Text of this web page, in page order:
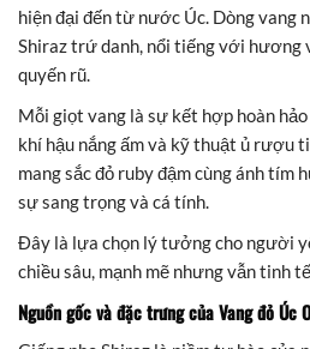
hiện đại đến từ nước Úc. Dòng vang
Shiraz trứ danh, nổi tiếng với hương
quyến rũ.
Mỗi giọt vang là sự kết hợp hoàn
khí hậu nắng ấm và kỹ thuật ủ rượu
mang sắc đỏ ruby đậm cùng ánh tím
sự sang trọng và cá tính.
Đây là lựa chọn lý tưởng cho người
chiều sâu, mạnh mẽ nhưng vẫn tinh
Nguồn gốc và đặc trưng của Vang đỏ Úc